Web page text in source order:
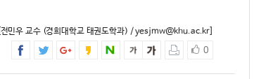
[전민우 교수 (경희대학교 태권도학과) / yesjmw@khu.ac.kr]
0